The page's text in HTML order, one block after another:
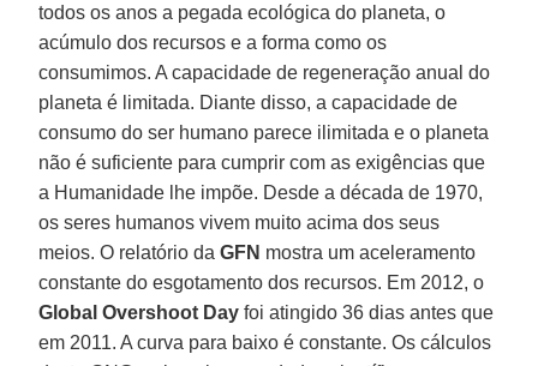
todos os anos a pegada ecológica do planeta, o
acúmulo dos recursos e a forma como os
consumimos. A capacidade de regeneração anual do
planeta é limitada. Diante disso, a capacidade de
consumo do ser humano parece ilimitada e o planeta
não é suficiente para cumprir com as exigências que
a Humanidade lhe impõe. Desde a década de 1970,
os seres humanos vivem muito acima dos seus
meios. O relatório daGFN mostra um aceleramento
constante do esgotamento dos recursos. Em 2012, o
Global Overshoot Day foi atingido 36 dias antes que
em 2011. A curva para baixo é constante. Os cálculos